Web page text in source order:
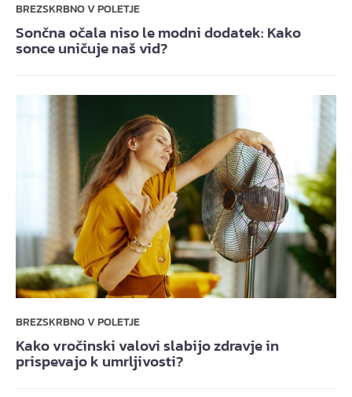
BREZSKRBNO V POLETJE
Sončna očala niso le modni dodatek: Kako
sonce uničuje naš vid?
BREZSKRBNO V POLETJE
Kako vročinski valovi slabijo zdravje in
prispevajo k umrljivosti?